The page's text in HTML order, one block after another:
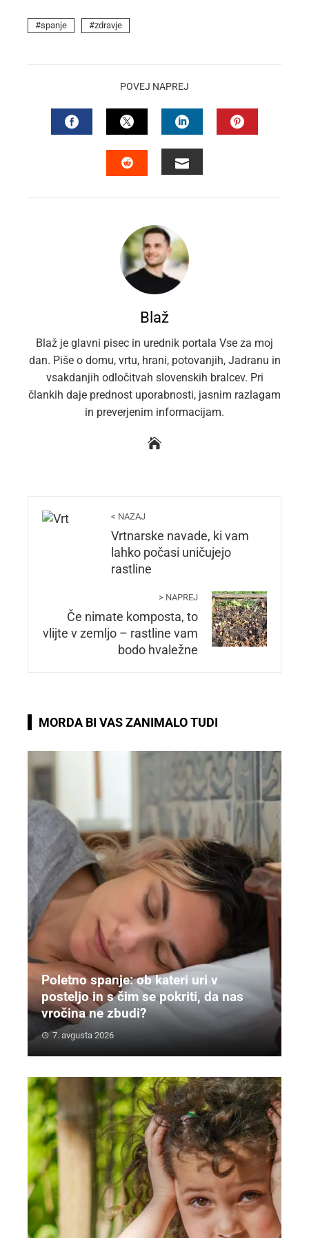
spanje zdravje
POVEJ NAPREJ
FACEBOOKTWITTERLINKEDIN
Blaž
Blaž je glavni pisec in urednik portala Vse za moj
dan. Piše o domu, vrtu, hrani, potovanjih, Jadranu in
vsakdanjih odločitvah slovenskih bralcev. Pri
člankih daje prednost uporabnosti, jasnim razlagam
in preverjenim informacijam.
< NAZAJ
Vrtnarske navade, ki vam
lahko počasi uničujejo
rastline
> NAPREJ
Če nimate komposta, to
vlijte v zemljo – rastline vam
bodo hvaležne
MORDA BI VAS ZANIMALO TUDI
Poletno spanje: ob kateri uri v
posteljo in s čim se pokriti, da nas
vročina ne zbudi?
7. avgusta 2026